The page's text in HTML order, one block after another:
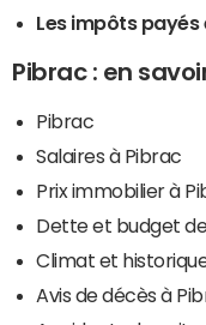
Les impôts
Pibrac : en
Pibrac
Salaires à Pibrac
Prix immobilier à
Dette et budget
Climat et
Avis de décès à